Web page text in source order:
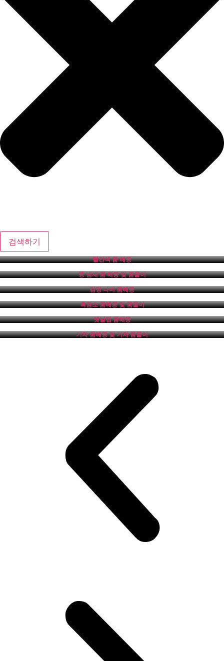
검색하기
빨간색 꿈 해몽
똥 냄새 꿈 해몽 및 꿈풀이
검정 나비 꿈해몽
흑염소 꿈해몽 및 꿈풀이
옛날집 꿈해몽
기차 꿈해몽 및 기차 꿈풀이